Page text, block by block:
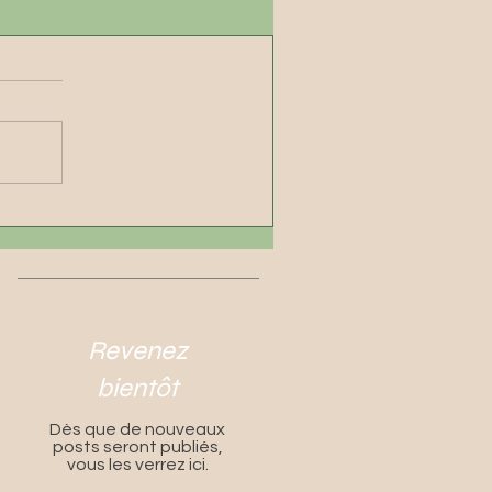
Revenez
bientôt
Dès que de nouveaux
posts seront publiés,
vous les verrez ici.